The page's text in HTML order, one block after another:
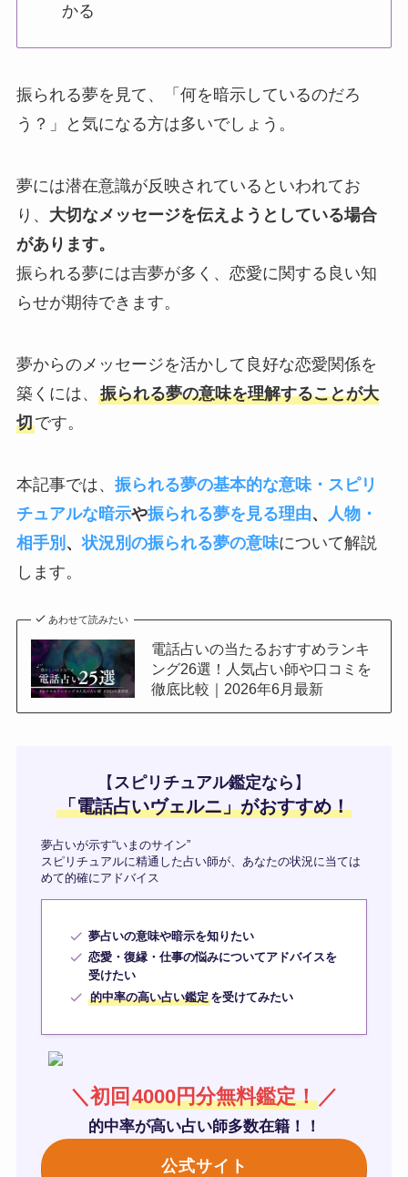
かる
振られる夢を見て、「何を暗示しているのだろ
う？」と気になる方は多いでしょう。
夢には潜在意識が反映されているといわれてお
り、 大切なメッセージを伝えようとしている場合
があります。
振られる夢には吉夢が多く、恋愛に関する良い知
らせが期待できます。
夢からのメッセージを活かして良好な恋愛関係を
築くには、 振られる夢の意味を理解することが大
切です。
本記事では、 振られる夢の基本的な意味・スピリ
チュアルな暗示や振られる夢を見る理由、
人物・
相手別 、状況別の振られる夢の意味について解説
します。
あわせて読みたい
電話占いの当たるおすすめランキ
ング26選！人気占い師や口コミを
徹底比較｜2026年6月最新
【 スピリチュアル鑑定なら 】
「電話占いヴェルニ」がおすすめ！
夢占いが示す“いまのサイン”
スピリチュアルに精通した占い師が、あなたの状況に当ては
めて的確にアドバイス
夢占いの意味や暗示を知りたい
恋愛・復縁・仕事の悩みについてアドバイスを
受けたい
的中率の高い占い鑑定を受けてみたい
＼初回 4000円分無料鑑定！ ／
的中率が高い占い師多数在籍！！
公式サイト